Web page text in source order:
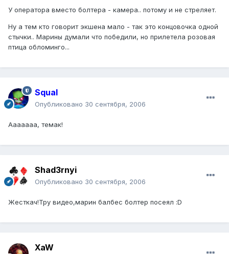
У оператора вместо болтера - камера.. потому и не стреляет.
Ну а тем кто говорит экшена мало - так это концовочка одной
стычки.. Марины думали что победили, но прилетела розовая
птица обломинго...
Squal
Опубликовано 30 сентября, 2006
Ааааааа, темак!
Shad3rnyi
Опубликовано 30 сентября, 2006
Жесткач!Тру видео,марин балбес болтер посеял :D
XaW